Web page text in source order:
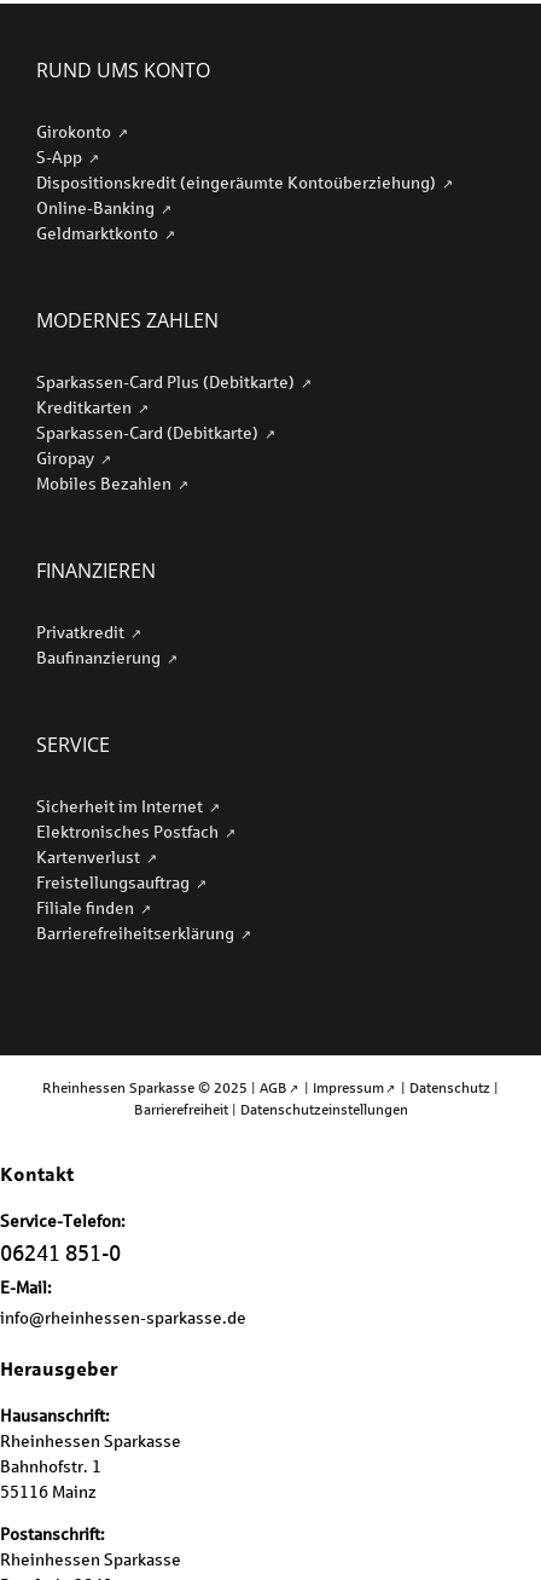
RUND UMS KONTO
Girokonto
S-App
Dispositionskredit (eingeräumte Kontoüberziehung)
Online-Banking
Geldmarktkonto
MODERNES ZAHLEN
Sparkassen-Card Plus (Debitkarte)
Kreditkarten
Sparkassen-Card (Debitkarte)
Giropay
Mobiles Bezahlen
FINANZIEREN
Privatkredit
Baufinanzierung
SERVICE
Sicherheit im Internet
Elektronisches Postfach
Kartenverlust
Freistellungsauftrag
Filiale finden
Barriere­freiheits­erklärung
Rheinhessen Sparkasse © 2025 | AGB | Impressum | Datenschutz |
Barrierefreiheit | Datenschutzeinstellungen
Kontakt
Service-Telefon:
06241 851-0
E-Mail:
info@rheinhessen-sparkasse.de
Herausgeber
Hausanschrift:
Rheinhessen Sparkasse
Bahnhofstr. 1
55116 Mainz
Postanschrift:
Rheinhessen Sparkasse